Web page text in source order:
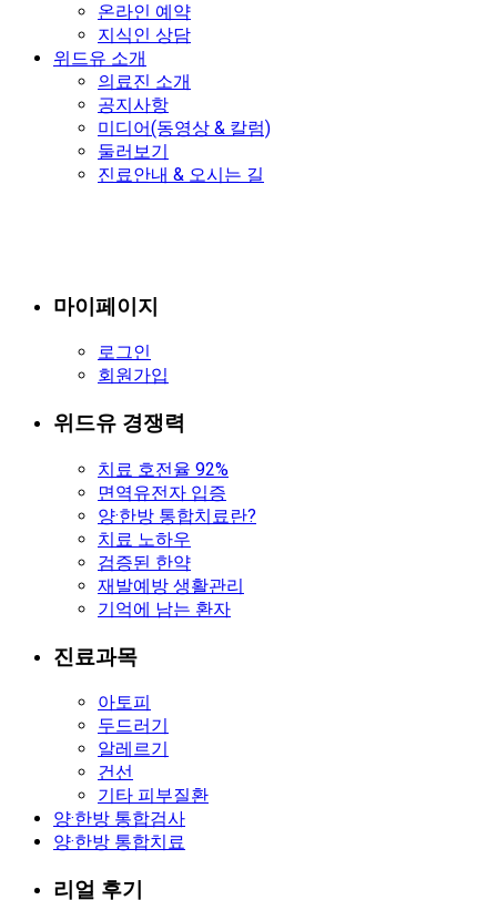
온라인 예약
지식인 상담
위드유 소개
의료진 소개
공지사항
미디어(동영상 & 칼럼)
둘러보기
진료안내 & 오시는 길
마이페이지
로그인
회원가입
위드유 경쟁력
치료 호전율 92%
면역유전자 입증
양·한방 통합치료란?
치료 노하우
검증된 한약
재발예방 생활관리
기억에 남는 환자
진료과목
아토피
두드러기
알레르기
건선
기타 피부질환
양·한방 통합검사
양·한방 통합치료
리얼 후기